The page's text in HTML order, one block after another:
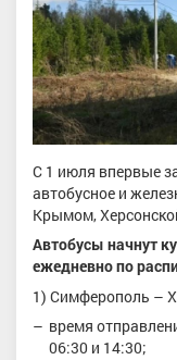
С 1 июля впервые
автобусное и
Крымом,
Автобусы начнут
ежедневно по
1) Симферополь –
время
06:30 и 14:30;